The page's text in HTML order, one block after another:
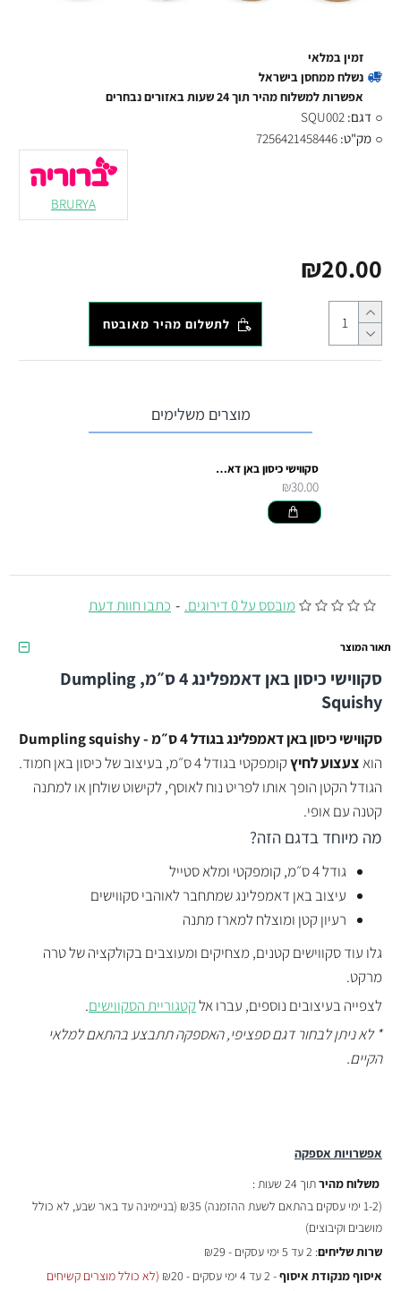
מובסס על 0 דירוגים. - כתבו חוות דעת
₪20.00
זמין במלאי
נשלח ממחסן בישראל
אפשרות למשלוח מהיר תוך 24 שעות באזורים נבחרים
דגם: SQU002
מק"ט: 7256421458446
BRURYA
לתשלום מהיר מאובטח
מוצרים משלימים
סקווישי כיסון באן דאמפלינג בגודל 8 ס״מ - Dumpling squishy
₪30.00
אפשרויות אספקה
משלוח מהירתוך 24 שעות :
(1-2 ימי עסקים בהתאם לשעת ההזמנה)
₪35 (בניימינה עד באר שבע, לא כולל
מושבים וקיבוצים)
שרות שליחים: 2 עד 5 ימי עסקים - ₪29
איסוף מנקודת איסוף- 2 עד 4 ימי עסקים - ₪20
(לא כולל מוצרים קשיחים
תאור המוצר
סקווישי כיסון באן דאמפלינג 4 ס״מ, Dumpling
Squishy
סקווישי כיסון באן דאמפלינג בגודל 4 ס״מ - Dumpling squishy
הואצעצוע לחיץ
קומפקטי בגודל 4 ס״מ, בעיצוב של כיסון באן חמוד.
הגודל הקטן הופך אותו לפריט נוח לאוסף, לקישוט שולחן או למתנה
קטנה עם אופי.
מה מיוחד בדגם הזה?
גודל 4 ס״מ, קומפקטי ומלא סטייל
עיצוב באן דאמפלינג שמתחבר לאוהבי סקווישים
רעיון קטן ומוצלח למארז מתנה
גלו עוד סקווישים קטנים, מצחיקים ומעוצבים בקולקציה של טרה
מרקט.
לצפייה בעיצובים נוספים, עברו אלקטגוריית הסקווישים.
* לא ניתן לבחור דגם ספציפי, האספקה תתבצע בהתאם למלאי
הקיים.